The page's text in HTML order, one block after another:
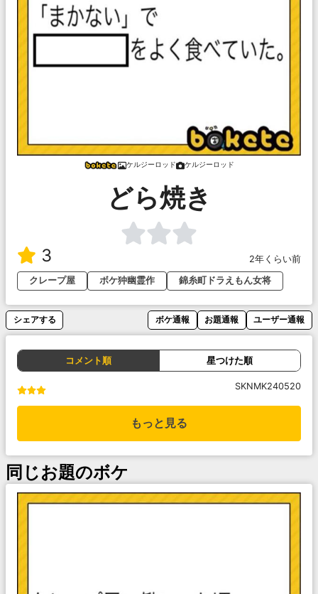
ケルジーロッド ケルジーロッド
どら焼き
3
2年くらい前
クレープ屋
ボケ狆幽霊作 錦糸町ドラえもん女将
シェアする ボケ通報 お題通報 ユーザー通報
コメント順 星つけた順
SKNMK240520
もっと見る
同じお題のボケ